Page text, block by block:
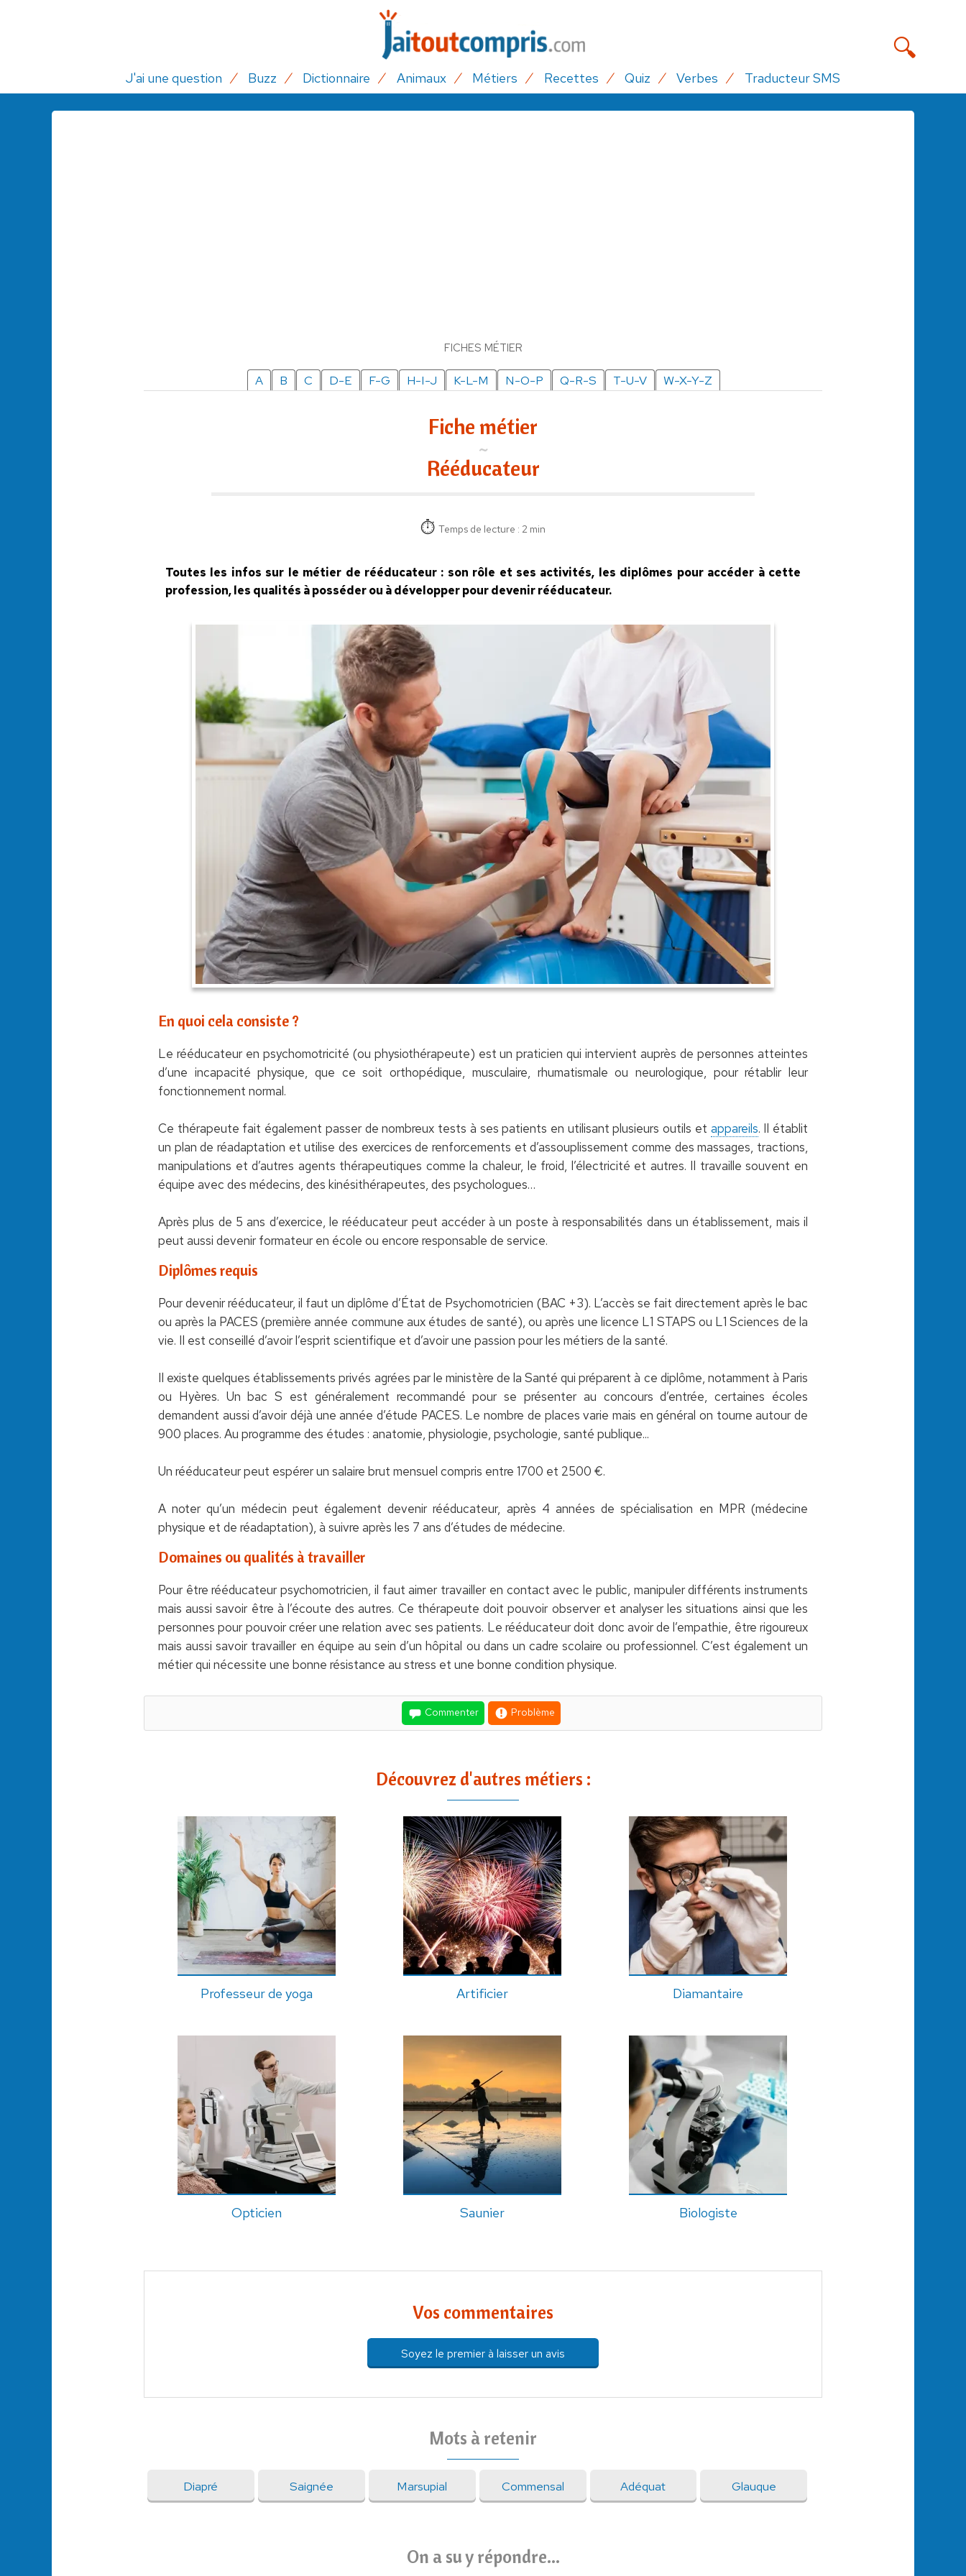
J'ai une question Buzz Dictionnaire Animaux Métiers Recettes Quiz Verbes Traducteur SMS
FICHES MÉTIER
A B C D-E F-G H-I-J K-L-M N-O-P Q-R-S T-U-V W-X-Y-Z
Fiche métier
Rééducateur
Temps de lecture : 2 min
Toutes les infos sur le métier de rééducateur : son rôle et ses activités, les diplômes pour accéder à cette
profession, les qualités à posséder ou à développer pour devenir rééducateur.
En quoi cela consiste ?
Le rééducateur en psychomotricité (ou physiothérapeute) est un praticien qui intervient auprès de personnes atteintes
d’une incapacité physique, que ce soit orthopédique, musculaire, rhumatismale ou neurologique, pour rétablir leur
fonctionnement normal.
Ce thérapeute fait également passer de nombreux tests à ses patients en utilisant plusieurs outils et appareils. Il établit
un plan de réadaptation et utilise des exercices de renforcements et d’assouplissement comme des massages, tractions,
manipulations et d’autres agents thérapeutiques comme la chaleur, le froid, l’électricité et autres. Il travaille souvent en
équipe avec des médecins, des kinésithérapeutes, des psychologues…
Après plus de 5 ans d’exercice, le rééducateur peut accéder à un poste à responsabilités dans un établissement, mais il
peut aussi devenir formateur en école ou encore responsable de service.
Diplômes requis
Pour devenir rééducateur, il faut un diplôme d’État de Psychomotricien (BAC +3). L’accès se fait directement après le bac
ou après la PACES (première année commune aux études de santé), ou après une licence L1 STAPS ou L1 Sciences de la
vie. Il est conseillé d’avoir l’esprit scientifique et d’avoir une passion pour les métiers de la santé.
Il existe quelques établissements privés agrées par le ministère de la Santé qui préparent à ce diplôme, notamment à Paris
ou Hyères. Un bac S est généralement recommandé pour se présenter au concours d’entrée, certaines écoles
demandent aussi d’avoir déjà une année d’étude PACES. Le nombre de places varie mais en général on tourne autour de
900 places. Au programme des études : anatomie, physiologie, psychologie, santé publique...
Un rééducateur peut espérer un salaire brut mensuel compris entre 1700 et 2500 €.
A noter qu’un médecin peut également devenir rééducateur, après 4 années de spécialisation en MPR (médecine
physique et de réadaptation), à suivre après les 7 ans d’études de médecine.
Domaines ou qualités à travailler
Pour être rééducateur psychomotricien, il faut aimer travailler en contact avec le public, manipuler différents instruments
mais aussi savoir être à l’écoute des autres. Ce thérapeute doit pouvoir observer et analyser les situations ainsi que les
personnes pour pouvoir créer une relation avec ses patients. Le rééducateur doit donc avoir de l’empathie, être rigoureux
mais aussi savoir travailler en équipe au sein d’un hôpital ou dans un cadre scolaire ou professionnel. C’est également un
métier qui nécessite une bonne résistance au stress et une bonne condition physique.
Commenter Problème
Découvrez d'autres métiers :
Professeur de yoga Artificier Diamantaire
Opticien Saunier Biologiste
Vos commentaires
Soyez le premier à laisser un avis
Mots à retenir
Diapré Saignée Marsupial Commensal Adéquat Glauque
On a su y répondre...